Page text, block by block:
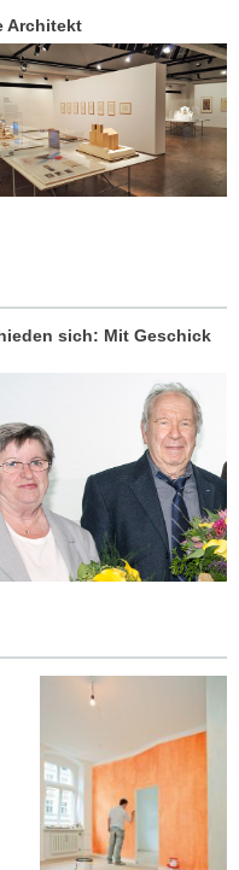
Architekt
sich: Mit Geschick